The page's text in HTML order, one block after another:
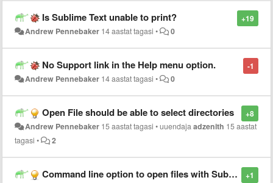
+19
Is Sublime Text unable to print?
Andrew Pennebaker 14 aastat tagasi • 0
-1
No Support link in the Help menu option.
Andrew Pennebaker 14 aastat tagasi • 0
+8
Open File should be able to select directories
Andrew Pennebaker 15 aastat tagasi •uuendajaadzenith 15 aastat
tagasi • 2
+1
Command line option to open files with SublimeText